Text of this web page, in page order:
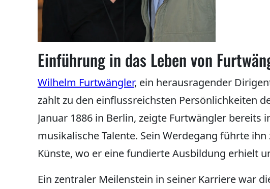
Einführung in das Leben von
Wilhelm Furtwängler, ein herausragender
zählt zu den einflussreichsten Persönlichkeiten
Januar 1886 in Berlin, zeigte Furtwängler bereits
musikalische Talente. Sein Werdegang führte
Künste, wo er eine fundierte Ausbildung erhielt
Ein zentraler Meilenstein in seiner Karriere war